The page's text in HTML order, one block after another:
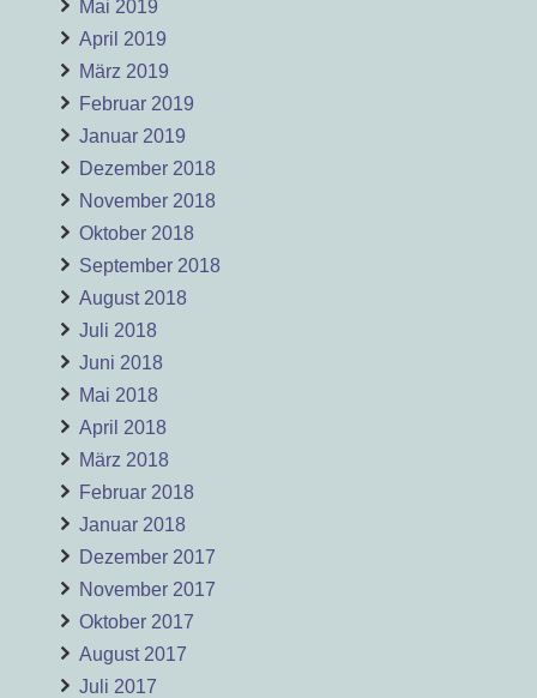
Mai 2019
April 2019
März 2019
Februar 2019
Januar 2019
Dezember 2018
November 2018
Oktober 2018
September 2018
August 2018
Juli 2018
Juni 2018
Mai 2018
April 2018
März 2018
Februar 2018
Januar 2018
Dezember 2017
November 2017
Oktober 2017
August 2017
Juli 2017